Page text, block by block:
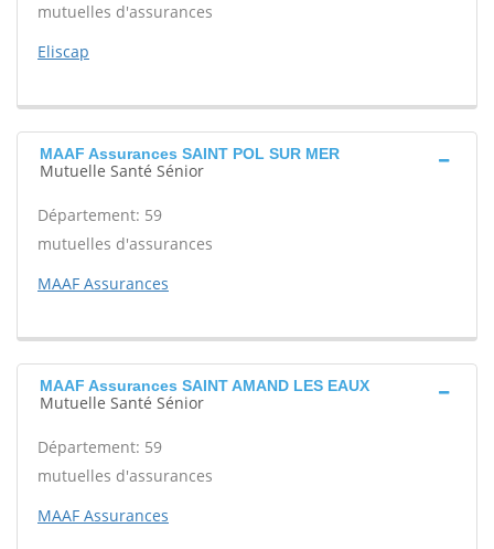
mutuelles d'assurances
Eliscap
MAAF Assurances SAINT POL SUR MER
Mutuelle Santé Sénior
Département: 59
mutuelles d'assurances
MAAF Assurances
MAAF Assurances SAINT AMAND LES EAUX
Mutuelle Santé Sénior
Département: 59
mutuelles d'assurances
MAAF Assurances